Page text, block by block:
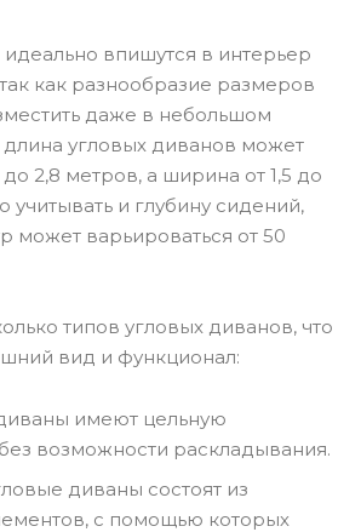
впишутся в интерьер
как разнообразие размеров
даже в небольшом
угловых диванов может
до 2,8 метров, а ширина от 1,5 до
учитывать и глубину сидений,
может варьироваться от 50
типов угловых диванов, что
вид и функционал:
имеют цельную
возможности раскладывания.
диваны состоят из
с помощью которых